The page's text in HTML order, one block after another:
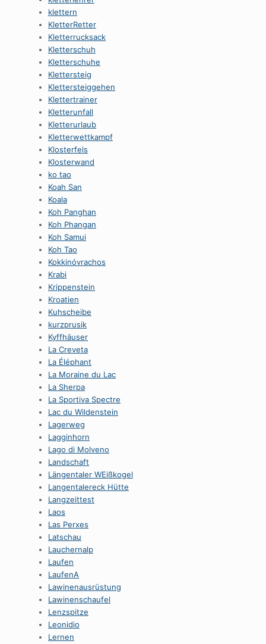
klettern
KletterRetter
Kletterrucksack
Kletterschuh
Kletterschuhe
Klettersteig
Klettersteiggehen
Klettertrainer
Kletterunfall
Kletterurlaub
Kletterwettkampf
Klosterfels
Klosterwand
ko tao
Koah San
Koala
Koh Panghan
Koh Phangan
Koh Samui
Koh Tao
Kokkinóvrachos
Krabi
Krippenstein
Kroatien
Kuhscheibe
kurzprusik
Kyffhäuser
La Creveta
La Éléphant
La Moraine du Lac
La Sherpa
La Sportiva Spectre
Lac du Wildenstein
Lagerweg
Lagginhorn
Lago di Molveno
Landschaft
Längentaler WEißkogel
Langentalereck Hütte
Langzeittest
Laos
Las Perxes
Latschau
Lauchernalp
Laufen
LaufenA
Lawinenausrüstung
Lawinenschaufel
Lenzspitze
Leonidio
Lernen